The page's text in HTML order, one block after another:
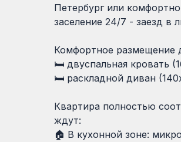
Петербург или
заселение 24/7 - заезд в
Комфортное размещение
🛏 двуспальная кровать
🛏 раскладной диван
Квартира полностью
ждут:
🏠 В кухонной зоне: